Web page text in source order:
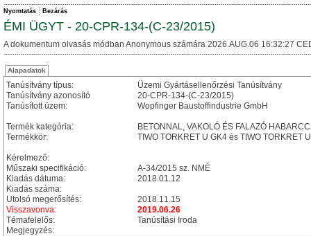
Nyomtatás Bezárás
ÉMI ÜGYT - 20-CPR-134-(C-23/2015)
A dokumentum olvasás módban Anonymous számára 2026.AUG.06 16:32:27
Alapadatok
Tanúsítvány típus:
Üzemi Gyártásellenőrzési Tanúsítvány
Tanúsítvány azonosító
20-CPR-134-(C-23/2015)
Tanúsított üzem:
Wopfinger Baustoffindustrie GmbH
Termék kategória:
BETONNAL, VAKOLÓ ÉS FALAZÓ
Termékkör:
TIWO TORKRET U GK4 és TIWO TORKRET
Kérelmező:
Műszaki specifikáció:
A-34/2015 sz. NMÉ
Kiadás dátuma:
2018.01.12
Kiadás száma:
Utolsó megerősítés:
2018.11.15
Visszavonva:
2019.06.26
Témafelelős:
Tanúsítási Iroda
Megjegyzés: